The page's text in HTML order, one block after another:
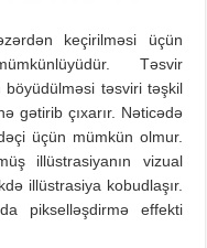
keçirilməsi üçün
Təsvir
təsviri təşkil
gətirib çıxarır. Nəticədə
üçün mümkün olmur.
illüstrasiyanın vizual
illüstrasiya kobudlaşır.
pikselləşdirmə effekti